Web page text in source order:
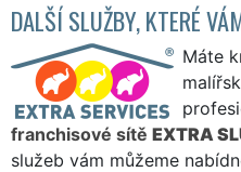
DALŠÍ SLUŽBY, KTERÉ
Máte
franchisové sítě EXTRA
služeb vám můžeme